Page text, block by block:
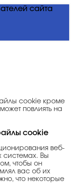
сайта
cookie кроме
повлиять на
cookie
веб-
системах. Вы
чтобы он
вас об их
что некоторые